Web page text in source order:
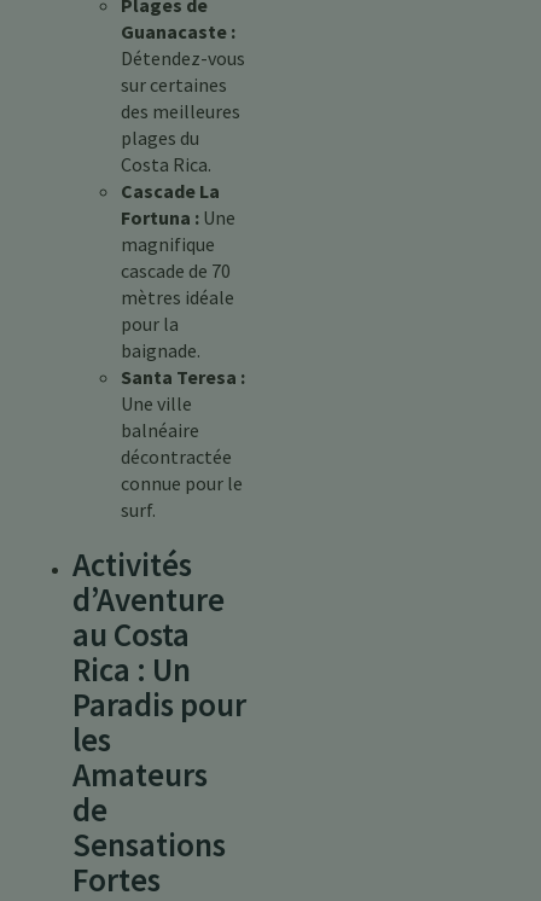
Plages de
Guanacaste :
Détendez-vous
sur certaines
des meilleures
plages du
Costa Rica.
Cascade La
Fortuna : Une
magnifique
cascade de 70
mètres idéale
pour la
baignade.
Santa Teresa :
Une ville
balnéaire
décontractée
connue pour le
surf.
Activités
d’Aventure
au Costa
Rica : Un
Paradis pour
les
Amateurs
de
Sensations
Fortes